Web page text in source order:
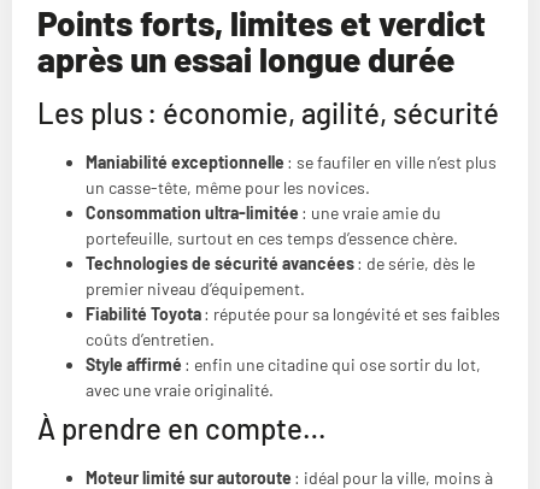
Points forts, limites et verdict
après un essai longue durée
Les plus : économie, agilité, sécurité
Maniabilité exceptionnelle : se faufiler en ville n’est plus
un casse-tête, même pour les novices.
Consommation ultra-limitée : une vraie amie du
portefeuille, surtout en ces temps d’essence chère.
Technologies de sécurité avancées: de série, dès le
premier niveau d’équipement.
Fiabilité Toyota: réputée pour sa longévité et ses faibles
coûts d’entretien.
Style affirmé : enfin une citadine qui ose sortir du lot,
avec une vraie originalité.
À prendre en compte…
Moteur limité sur autoroute : idéal pour la ville, moins à